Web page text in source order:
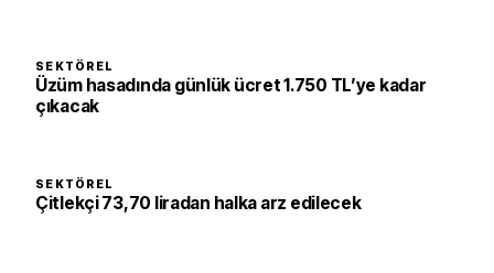
SEKTÖREL
Üzüm hasadında günlük ücret 1.750 TL’ye kadar
çıkacak
SEKTÖREL
Çitlekçi 73,70 liradan halka arz edilecek